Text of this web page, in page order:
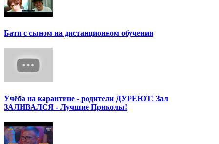
Батя с сыном на дистанционном обучении
Учёба на карантине - родители ДУРЕЮТ! Зал
ЗАЛИВАЛСЯ - Лучшие Приколы!